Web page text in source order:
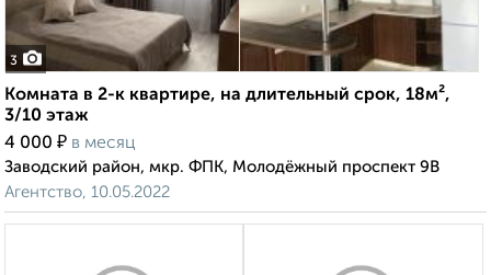
3
Комната в 2-к квартире, на длительный срок, 18м²,
3/10 этаж
4 000 ₽ в месяц
Заводский район, мкр. ФПК, Молодёжный проспект 9В
Агентство, 10.05.2022